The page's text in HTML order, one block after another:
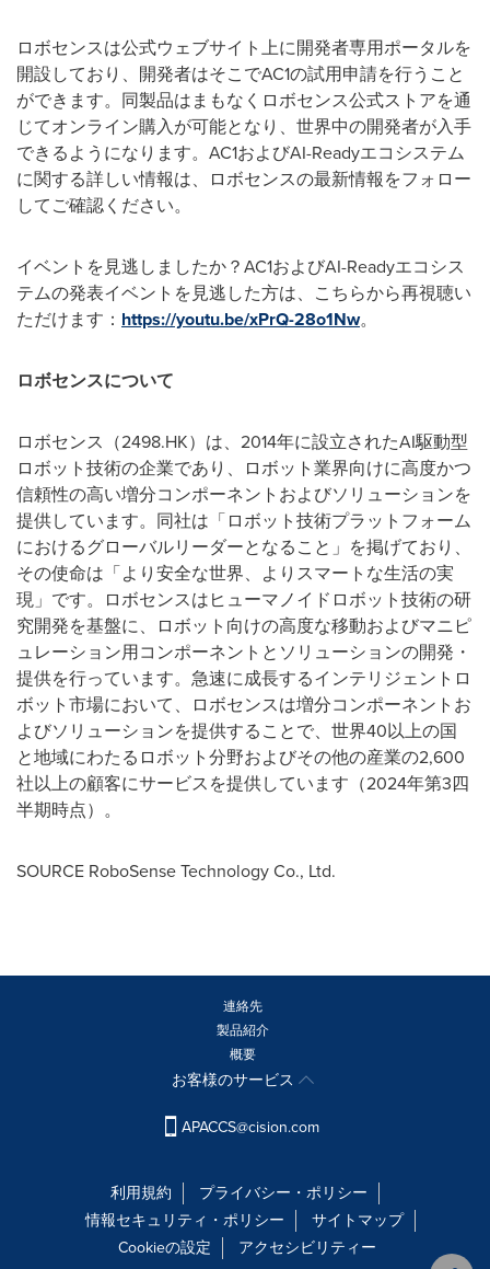
ロボセンスは公式ウェブサイト上に開発者専用ポータルを
開設しており、開発者はそこでAC1の試用申請を行うこと
ができます。同製品はまもなくロボセンス公式ストアを通
じてオンライン購入が可能となり、世界中の開発者が入手
できるようになります。 AC1およびAI-Readyエコシステム
に関する詳しい情報は、ロボセンスの最新情報をフォロー
してご確認ください。
イベントを見逃しましたか？AC1およびAI-Readyエコシス
テムの発表イベントを見逃した方は、こちらから再視聴い
ただけます： https://youtu.be/xPrQ-28o1Nw。
ロボセンスについて
ロボセンス（2498.HK）は、 2014年に設立されたAI駆動型
ロボット技術の企業であり、ロボット業界向けに高度かつ
信頼性の高い増分コンポーネントおよびソリューションを
提供しています。同社は「ロボット技術プラットフォーム
におけるグローバルリーダーとなること」を掲げており、
その使命は「より安全な世界、よりスマートな生活の実
現」です。ロボセンスはヒューマノイドロボット技術の研
究開発を基盤に、ロボット向けの高度な移動およびマニピ
ュレーション用コンポーネントとソリューションの開発・
提供を行っています。急速に成長するインテリジェントロ
ボット市場において、ロボセンスは増分コンポーネントお
よびソリューションを提供することで、世界40以上の国
と地域にわたるロボット分野およびその他の産業の2,600
社以上の顧客にサービスを提供しています（2024年第3四
半期時点）。
SOURCE RoboSense Technology Co., Ltd.
連絡先
製品紹介
概要
お客様のサービス
APACCS@cision.com
利用規約
プライバシー・ポリシー
情報セキュリティ・ポリシー
サイトマップ
Cookieの設定
アクセシビリティー